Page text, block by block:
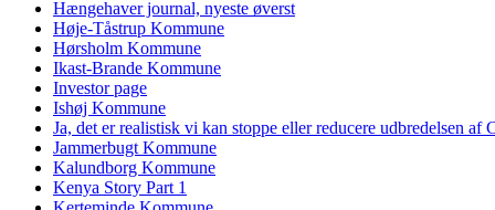
Hængehaver journal, nyeste øverst
Høje-Tåstrup Kommune
Hørsholm Kommune
Ikast-Brande Kommune
Investor page
Ishøj Kommune
Ja, det er realistisk vi kan stoppe eller reducere udbredelsen af
Jammerbugt Kommune
Kalundborg Kommune
Kenya Story Part 1